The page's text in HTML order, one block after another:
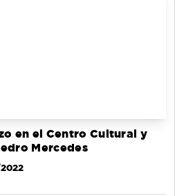
en el Centro Cultural y
Mercedes